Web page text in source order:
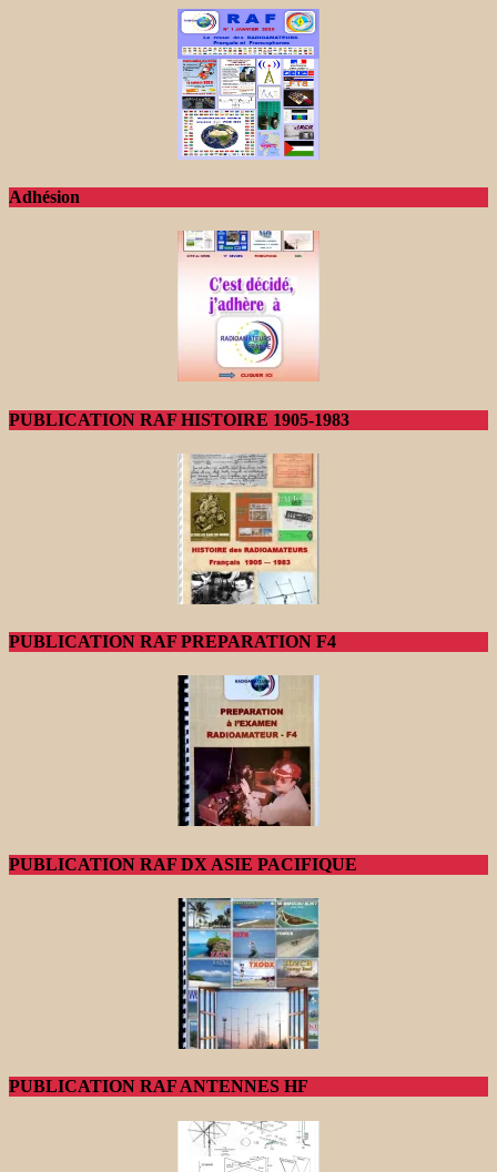
Adhésion
PUBLICATION RAF HISTOIRE 1905-1983
PUBLICATION RAF PREPARATION F4
PUBLICATION RAF DX ASIE PACIFIQUE
PUBLICATION RAF ANTENNES HF